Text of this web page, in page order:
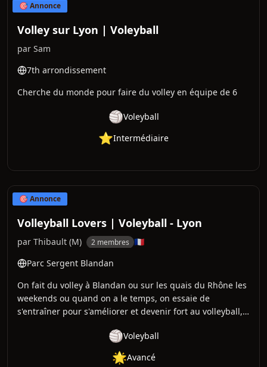
🎯 Annonce
Volley sur Lyon | Voleyball
par Sam
7th arrondissement
Cherche du monde pour faire du volley en équipe de 6
🏐Voleyball
⭐Intermédiaire
🎯 Annonce
Volleyball Lovers | Voleyball - Lyon
par Thibault (M) 2 membres 🇫🇷
Parc Sergent Blandan
On fait du volley à Blandan ou sur les quais du Rhône les
weekends ou quand on a le temps, on essaie de
s'entraîner pour s'améliorer et devenir fort au volleyball,
🏐Voleyball
🌟Avancé